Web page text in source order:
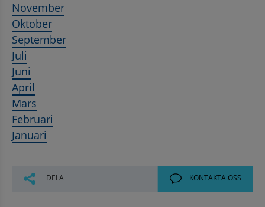
November
Oktober
September
Juli
Juni
April
Mars
Februari
Januari
DELA KONTAKTA OSS